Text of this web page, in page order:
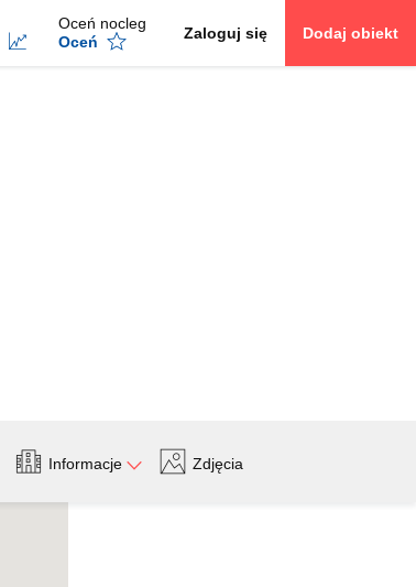
Oceń nocleg
Oceń
Zaloguj się Dodaj obiekt
Informacje Zdjęcia